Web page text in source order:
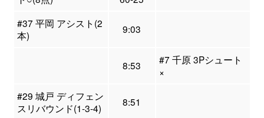
#37 平岡 アシスト(2
本)
9:03
8:53
#7 千原 3Pシュート
×
#29 城戸 ディフェン
スリバウンド(1-3-4)
8:51